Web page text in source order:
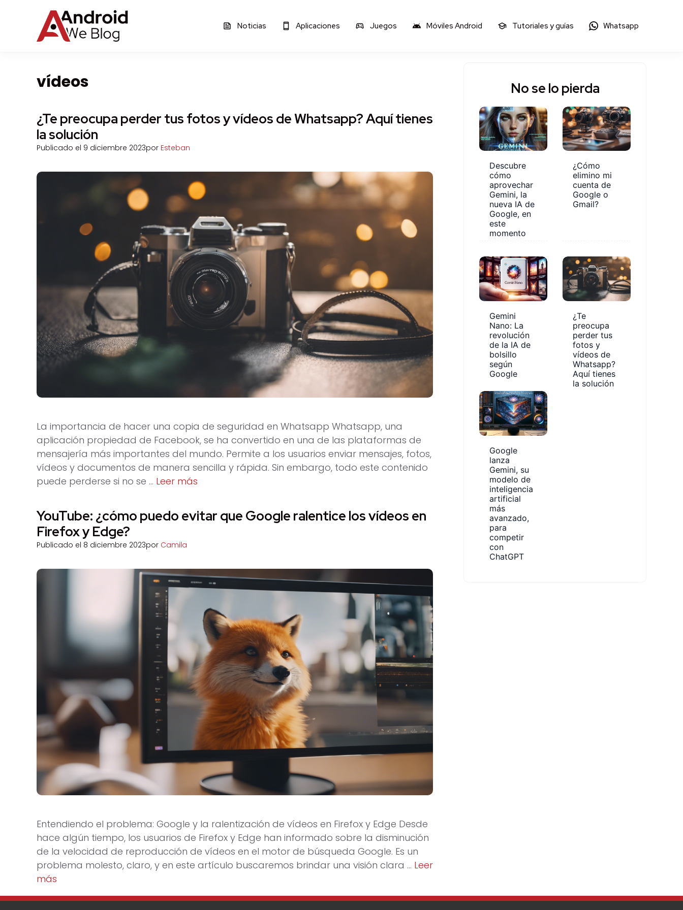
contenido
Noticias Aplicaciones Juegos Móviles Android Tutoriales y guías Whatsapp
vídeos
¿Te preocupa perder tus fotos y vídeos de Whatsapp? Aquí tienes
la solución
Publicado el 9 diciembre 2023por Esteban
La importancia de hacer una copia de seguridad en Whatsapp Whatsapp, una
aplicación propiedad de Facebook, se ha convertido en una de las plataformas de
mensajería más importantes del mundo. Permite a los usuarios enviar mensajes, fotos,
vídeos y documentos de manera sencilla y rápida. Sin embargo, todo este contenido
puede perderse si no se … Leer más
YouTube: ¿cómo puedo evitar que Google ralentice los vídeos en
Firefox y Edge?
Publicado el 8 diciembre 2023por Camila
Entendiendo el problema: Google y la ralentización de vídeos en Firefox y Edge Desde
hace algún tiempo, los usuarios de Firefox y Edge han informado sobre la disminución
de la velocidad de reproducción de vídeos en el motor de búsqueda Google. Es un
problema molesto, claro, y en este artículo buscaremos brindar una visión clara … Leer
más
No se lo pierda
Descubre
cómo
aprovechar
Gemini, la
nueva IA de
Google, en
este
momento
¿Cómo
elimino mi
cuenta de
Google o
Gmail?
Gemini
Nano: La
revolución
de la IA de
bolsillo
según
Google
¿Te
preocupa
perder tus
fotos y
vídeos de
Whatsapp?
Aquí tienes
la solución
Google
lanza
Gemini, su
modelo de
inteligencia
artificial
más
avanzado,
para
competir
con
ChatGPT